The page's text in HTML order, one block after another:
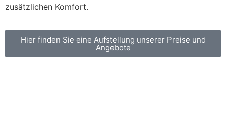
zusätzlichen Komfort.
Hier finden Sie eine Aufstellung unserer Preise und
Angebote